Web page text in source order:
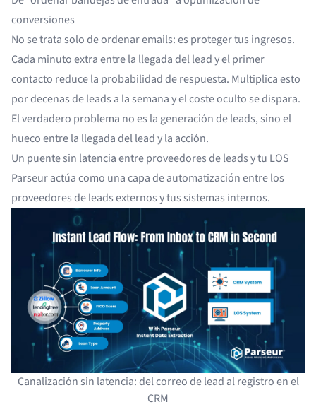
conversiones
No se trata solo de ordenar emails: es proteger tus ingresos.
Cada minuto extra entre la llegada del lead y el primer
contacto reduce la probabilidad de respuesta. Multiplica esto
por decenas de leads a la semana y el coste oculto se dispara.
El verdadero problema no es la generación de leads, sino el
hueco entre la llegada del lead y la acción.
Un puente sin latencia entre proveedores de leads y tu LOS
Parseur actúa como una capa de automatización entre los
proveedores de leads externos y tus sistemas internos.
Canalización sin latencia: del correo de lead al registro en el
CRM